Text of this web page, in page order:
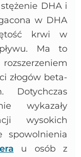
DHA i
w DHA
krwi w
Ma to
złogów beta-
Dotychczas
wykazały
wysokich
u osób z